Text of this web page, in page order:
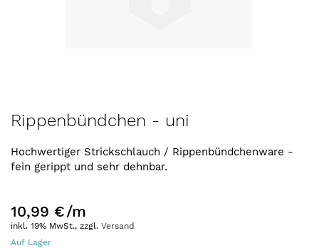
Anfang
Bildergalerie
springen
Rippenbündchen - uni
Hochwertiger Strickschlauch / Rippenbündchenware -
fein gerippt und sehr dehnbar.
10,99 €/m
inkl. 19% MwSt., zzgl. Versand
Auf Lager